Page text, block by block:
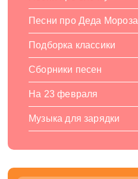
Песни про Деда Мороза
Подборка классики
Сборники песен
На 23 февраля
Музыка для зарядки